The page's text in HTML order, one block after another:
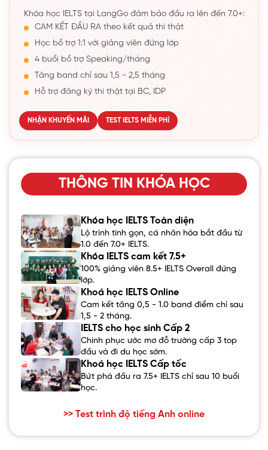
Khóa học IELTS tại LangGo đảm bảo đầu ra lên đến 7.0+:
CAM KẾT ĐẦU RA theo kết quả thi thật
Học bổ trợ 1:1 với giảng viên đứng lớp
4 buổi bổ trợ Speaking/tháng
Tăng band chỉ sau 1,5 - 2,5 tháng
Hỗ trợ đăng ký thi thật tại BC, IDP
NHẬN KHUYẾN MÃI TEST IELTS MIỄN PHÍ
THÔNG TIN KHÓA HỌC
Khóa học IELTS Toàn diện
Lộ trình tinh gọn, cá nhân hóa bắt đầu từ
1.0 đến 7.0+ IELTS.
Khóa IELTS cam kết 7.5+
100% giảng viên 8.5+ IELTS Overall đứng
lớp.
Khoá học IELTS Online
Cam kết tăng 0,5 - 1.0 band điểm chỉ sau
1,5 - 2 tháng.
IELTS cho học sinh Cấp 2
Chinh phục ước mơ đỗ trường cấp 3 top
đầu và đi du học sớm.
Khoá học IELTS Cấp tốc
Bứt phá đầu ra 7.5+ IELTS chỉ sau 10 buổi
học.
>> Test trình độ tiếng Anh online